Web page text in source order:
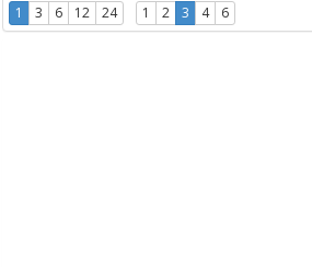
1 3 6 12 24 1 2 3 4 6